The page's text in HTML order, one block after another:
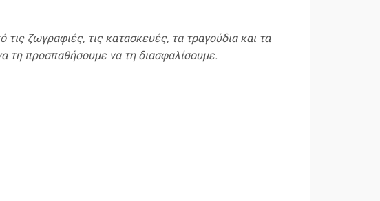
ζωγραφιές, τις κατασκευές, τα τραγούδια και τα
τη προσπαθήσουμε να τη διασφαλίσουμε.